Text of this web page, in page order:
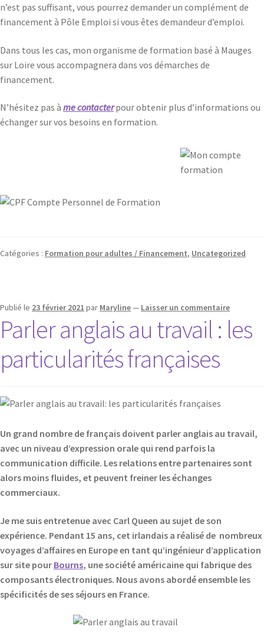
n’est pas suffisant, vous pourrez demander un complément de
financement à Pôle Emploi si vous êtes demandeur d’emploi.
Dans tous les cas, mon organisme de formation basé à Mauges
sur Loire vous accompagnera dans vos démarches de
financement.
N’hésitez pas à me contacterpour obtenir plus d’informations ou
échanger sur vos besoins en formation.
Catégories : Formation pour adultes / Financement, Uncategorized
Publié le 23 février 2021 par Maryline— Laisser un commentaire
Parler anglais au travail : les
particularités françaises
Un grand nombre de français doivent parler anglais au travail,
avec un niveau d’expression orale qui rend parfois la
communication difficile. Les relations entre partenaires sont
alors moins fluides, et peuvent freiner les échanges
commerciaux.
Je me suis entretenue avec Carl Queen au sujet de son
expérience. Pendant 15 ans, cet irlandais a réalisé de nombreux
voyages d’affaires en Europe en tant qu’ingénieur d’application
sur site pour Bourns, une société américaine qui fabrique des
composants électroniques. Nous avons abordé ensemble les
spécificités de ses séjours en France.